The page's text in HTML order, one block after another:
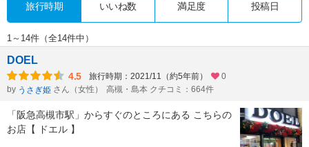
旅行時期 いいね数 満足度 投稿日
1～14件（全14件中）
DOEL
4.5 旅行時期：2021/11（約5年前）
0
by うさぎ姫 さん（女性） 高槻・島本 クチコミ：664件
「阪急高槻市駅」からすぐのところにある こちらの
お店【 ドエル 】